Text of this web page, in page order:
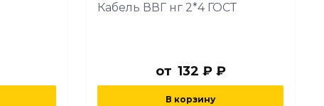
Кабель ВВГ нг 2*4 ГОСТ
от 132 ₽ ₽
В корзину